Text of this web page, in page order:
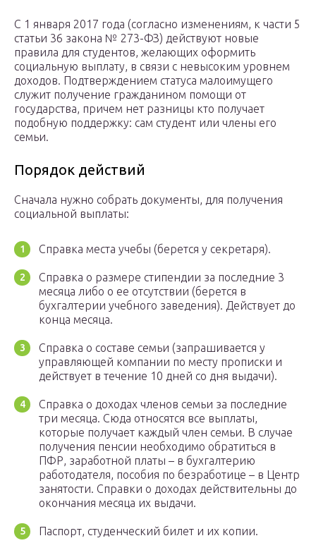
С 1 января 2017 года (согласно изменениям, к части 5
статьи 36 закона № 273-ФЗ) действуют новые
правила для студентов, желающих оформить
социальную выплату, в связи с невысоким уровнем
доходов. Подтверждением статуса малоимущего
служит получение гражданином помощи от
государства, причем нет разницы кто получает
подобную поддержку: сам студент или члены его
семьи.
Порядок действий
Сначала нужно собрать документы, для получения
социальной выплаты:
Справка места учебы (берется у секретаря).
Справка о размере стипендии за последние 3
месяца либо о ее отсутствии (берется в
бухгалтерии учебного заведения). Действует до
конца месяца.
Справка о составе семьи (запрашивается у
управляющей компании по месту прописки и
действует в течение 10 дней со дня выдачи).
Справка о доходах членов семьи за последние
три месяца. Сюда относятся все выплаты,
которые получает каждый член семьи. В случае
получения пенсии необходимо обратиться в
ПФР, заработной платы – в бухгалтерию
работодателя, пособия по безработице – в Центр
занятости. Справки о доходах действительны до
окончания месяца их выдачи.
Паспорт, студенческий билет и их копии.